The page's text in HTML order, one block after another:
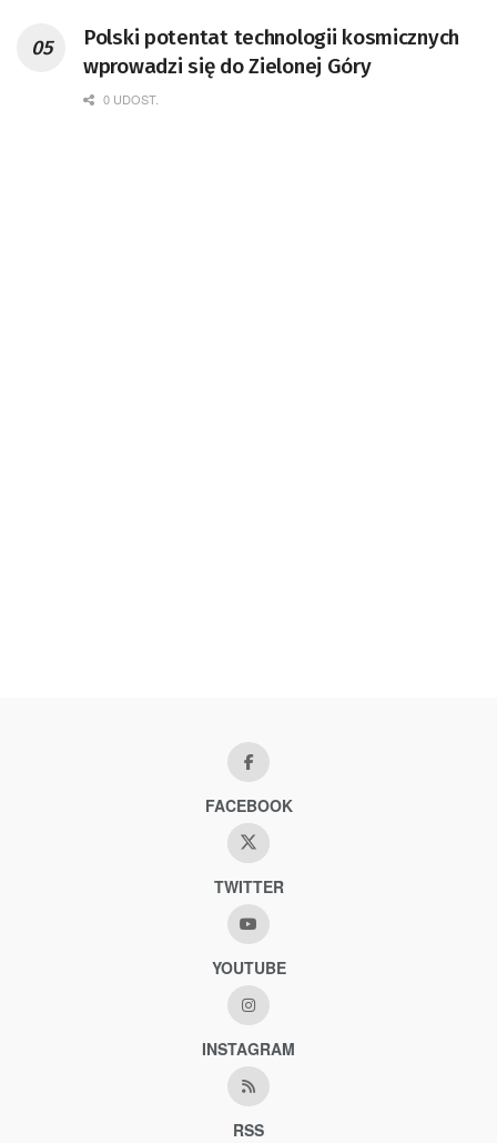
Polski potentat technologii kosmicznych
wprowadzi się do Zielonej Góry
0 UDOST.
FACEBOOK
TWITTER
YOUTUBE
INSTAGRAM
RSS